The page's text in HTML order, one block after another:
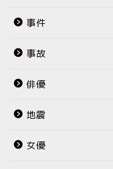
事件
事故
俳優
地震
女優